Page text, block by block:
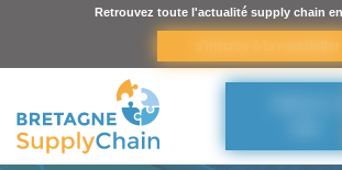
Retrouvez toute l'actualité supply chain
Panneau de gestion des cookies